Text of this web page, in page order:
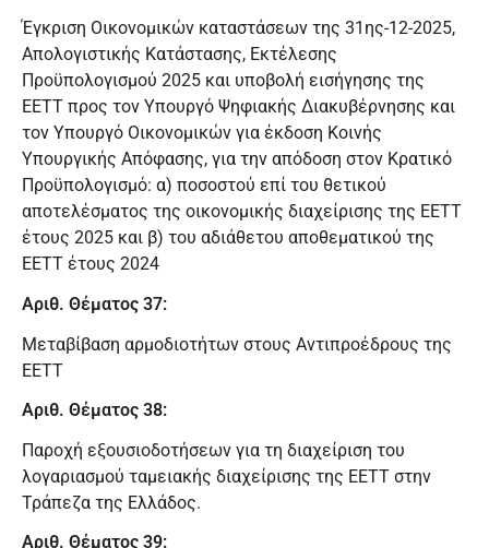
Έγκριση Οικονομικών καταστάσεων της 31ης-12-2025,
Απολογιστικής Κατάστασης, Εκτέλεσης
Προϋπολογισμού 2025 και υποβολή εισήγησης της
ΕΕΤΤ προς τον Υπουργό Ψηφιακής Διακυβέρνησης και
τον Υπουργό Οικονομικών για έκδοση Κοινής
Υπουργικής Απόφασης, για την απόδοση στον Κρατικό
Προϋπολογισμό: α) ποσοστού επί του θετικού
αποτελέσματος της οικονομικής διαχείρισης της ΕΕΤΤ
έτους 2025 και β) του αδιάθετου αποθεματικού της
ΕΕΤΤ έτους 2024
Αριθ. Θέματος 37:
Μεταβίβαση αρμοδιοτήτων στους Αντιπροέδρους της
ΕΕΤΤ
Αριθ. Θέματος 38:
Παροχή εξουσιοδοτήσεων για τη διαχείριση του
λογαριασμού ταμειακής διαχείρισης της ΕΕΤΤ στην
Τράπεζα της Ελλάδος.
Αριθ. Θέματος 39: